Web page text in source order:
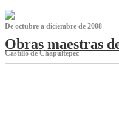
De octubre a diciembre de 2008
Obras maestras
Castillo de Chapultepec